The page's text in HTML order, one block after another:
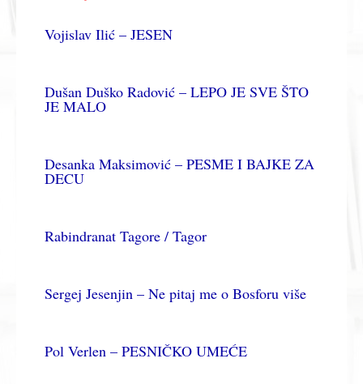
Vojislav Ilić – JESEN
Dušan Duško Radović – LEPO JE SVE ŠTO
JE MALO
Desanka Maksimović – PESME I BAJKE ZA
DECU
Rabindranat Tagore / Tagor
Sergej Jesenjin – Ne pitaj me o Bosforu više
Pol Verlen – PESNIČKO UMEĆE